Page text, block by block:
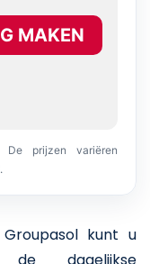
MAKEN
De prijzen variëren
kunt u
dagelijkse